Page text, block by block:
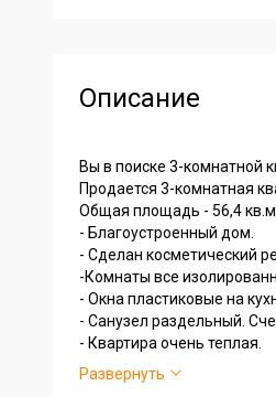
Описание
Вы в поиске 3-комнатной
Продается 3-комнатная
Общая площадь - 56,4
- Благоустроенный дом.
- Сделан косметический
-Комнаты все
- Окна пластиковые на
- Санузел раздельный.
- Квартира очень теплая.
- Есть лоджия, застеклена
- Квартира не угловая,
Развернуть